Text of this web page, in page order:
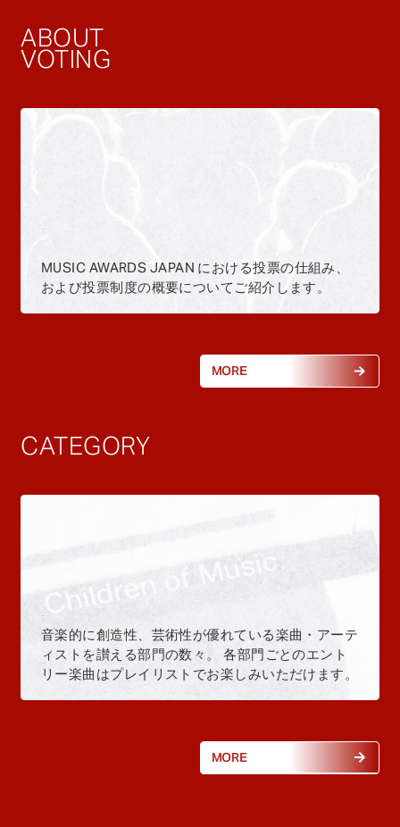
ABOUT
VOTING
MUSIC AWARDS JAPAN における投票の仕組み、
および投票制度の概要についてご紹介します。
MORE
CATEGORY
音楽的に創造性、芸術性が優れている楽曲・アーテ
ィストを讃える部門の数々。 各部門ごとのエント
リー楽曲はプレイリストでお楽しみいただけます。
MORE